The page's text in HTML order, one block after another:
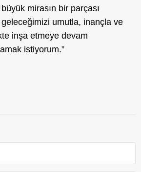
mirasın bir parçası
umutla, inançla ve
inşa etmeye devam
istiyorum.”